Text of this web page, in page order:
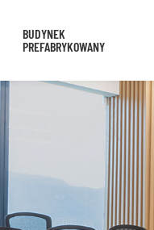
BUDYNEK
PREFABRYKOWANY